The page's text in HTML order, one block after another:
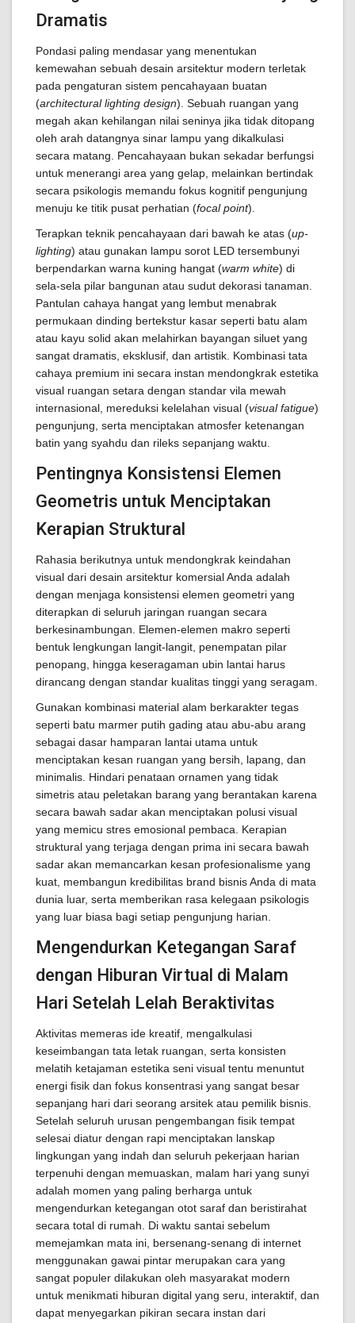
Dramatis
Pondasi paling mendasar yang menentukan
kemewahan sebuah desain arsitektur modern terletak
pada pengaturan sistem pencahayaan buatan
(architectural lighting design). Sebuah ruangan yang
megah akan kehilangan nilai seninya jika tidak ditopang
oleh arah datangnya sinar lampu yang dikalkulasi
secara matang. Pencahayaan bukan sekadar berfungsi
untuk menerangi area yang gelap, melainkan bertindak
secara psikologis memandu fokus kognitif pengunjung
menuju ke titik pusat perhatian (focal point).
Terapkan teknik pencahayaan dari bawah ke atas (up-
lighting) atau gunakan lampu sorot LED tersembunyi
berpendarkan warna kuning hangat (warm white) di
sela-sela pilar bangunan atau sudut dekorasi tanaman.
Pantulan cahaya hangat yang lembut menabrak
permukaan dinding bertekstur kasar seperti batu alam
atau kayu solid akan melahirkan bayangan siluet yang
sangat dramatis, eksklusif, dan artistik. Kombinasi tata
cahaya premium ini secara instan mendongkrak estetika
visual ruangan setara dengan standar vila mewah
internasional, mereduksi kelelahan visual (visual fatigue)
pengunjung, serta menciptakan atmosfer ketenangan
batin yang syahdu dan rileks sepanjang waktu.
Pentingnya Konsistensi Elemen
Geometris untuk Menciptakan
Kerapian Struktural
Rahasia berikutnya untuk mendongkrak keindahan
visual dari desain arsitektur komersial Anda adalah
dengan menjaga konsistensi elemen geometri yang
diterapkan di seluruh jaringan ruangan secara
berkesinambungan. Elemen-elemen makro seperti
bentuk lengkungan langit-langit, penempatan pilar
penopang, hingga keseragaman ubin lantai harus
dirancang dengan standar kualitas tinggi yang seragam.
Gunakan kombinasi material alam berkarakter tegas
seperti batu marmer putih gading atau abu-abu arang
sebagai dasar hamparan lantai utama untuk
menciptakan kesan ruangan yang bersih, lapang, dan
minimalis. Hindari penataan ornamen yang tidak
simetris atau peletakan barang yang berantakan karena
secara bawah sadar akan menciptakan polusi visual
yang memicu stres emosional pembaca. Kerapian
struktural yang terjaga dengan prima ini secara bawah
sadar akan memancarkan kesan profesionalisme yang
kuat, membangun kredibilitas brand bisnis Anda di mata
dunia luar, serta memberikan rasa kelegaan psikologis
yang luar biasa bagi setiap pengunjung harian.
Mengendurkan Ketegangan Saraf
dengan Hiburan Virtual di Malam
Hari Setelah Lelah Beraktivitas
Aktivitas memeras ide kreatif, mengalkulasi
keseimbangan tata letak ruangan, serta konsisten
melatih ketajaman estetika seni visual tentu menuntut
energi fisik dan fokus konsentrasi yang sangat besar
sepanjang hari dari seorang arsitek atau pemilik bisnis.
Setelah seluruh urusan pengembangan fisik tempat
selesai diatur dengan rapi menciptakan lanskap
lingkungan yang indah dan seluruh pekerjaan harian
terpenuhi dengan memuaskan, malam hari yang sunyi
adalah momen yang paling berharga untuk
mengendurkan ketegangan otot saraf dan beristirahat
secara total di rumah. Di waktu santai sebelum
memejamkan mata ini, bersenang-senang di internet
menggunakan gawai pintar merupakan cara yang
sangat populer dilakukan oleh masyarakat modern
untuk menikmati hiburan digital yang seru, interaktif, dan
dapat menyegarkan pikiran secara instan dari